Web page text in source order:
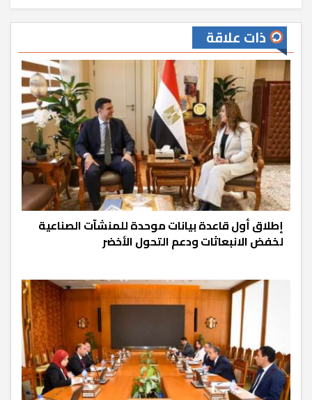
ذات علاقة
إطلاق أول قاعدة بيانات موحدة للمنشآت الصناعية
لخفض الانبعاثات ودعم التحول الأخضر